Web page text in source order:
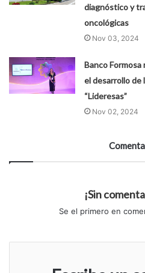
diagnóstico y
oncológicas
Nov 03, 2024
Banco Formosa
el desarrollo de
“Lideresas”
Nov 02, 2024
¡Sin
Se el primero en